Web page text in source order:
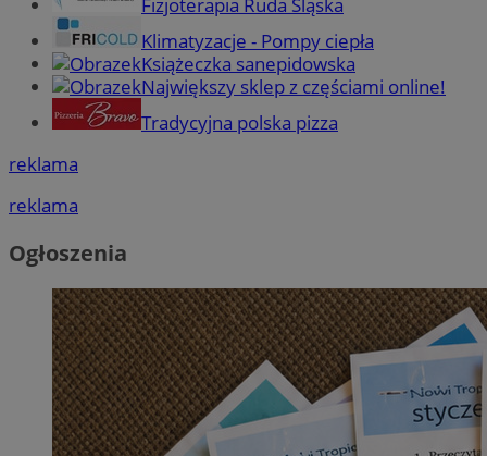
Fizjoterapia Ruda Śląska
Klimatyzacje - Pompy ciepła
Książeczka sanepidowska
Największy sklep z częściami online!
Tradycyjna polska pizza
reklama
reklama
Ogłoszenia